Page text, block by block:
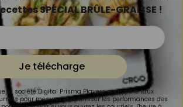
SPÉCIAL BRÛLE-GRAISSE !
Je télécharge
la société Digital Prisma Players analyse le taux
pour mesurer et optimiser les performances des